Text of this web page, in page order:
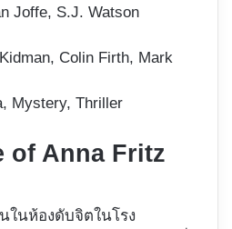
Joffe, S.J. Watson
Colin Firth, Mark
Mystery, Thriller
of Anna Fritz
นห้องดับจิตในโรง